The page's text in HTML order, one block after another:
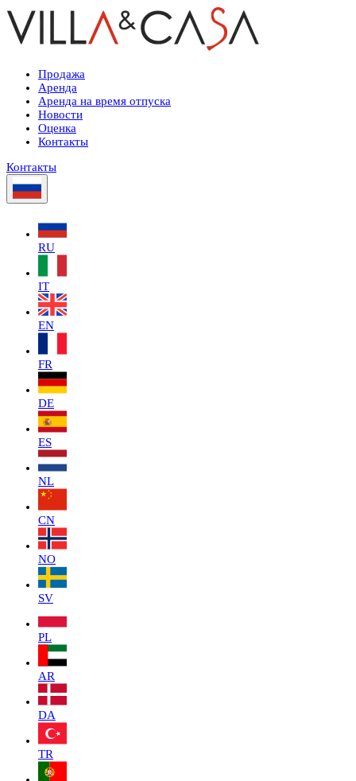
Продажа
Аренда
Аренда на время отпуска
Новости
Оценка
Контакты
Контакты
RU
IT
EN
FR
DE
ES
NL
CN
NO
SV
PL
AR
DA
TR